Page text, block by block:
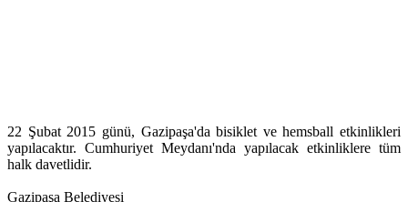
22 Şubat 2015 günü, Gazipaşa'da bisiklet ve hemsball etkinlikleri
yapılacaktır. Cumhuriyet Meydanı'nda yapılacak etkinliklere tüm
halk davetlidir.
Gazipaşa Belediyesi